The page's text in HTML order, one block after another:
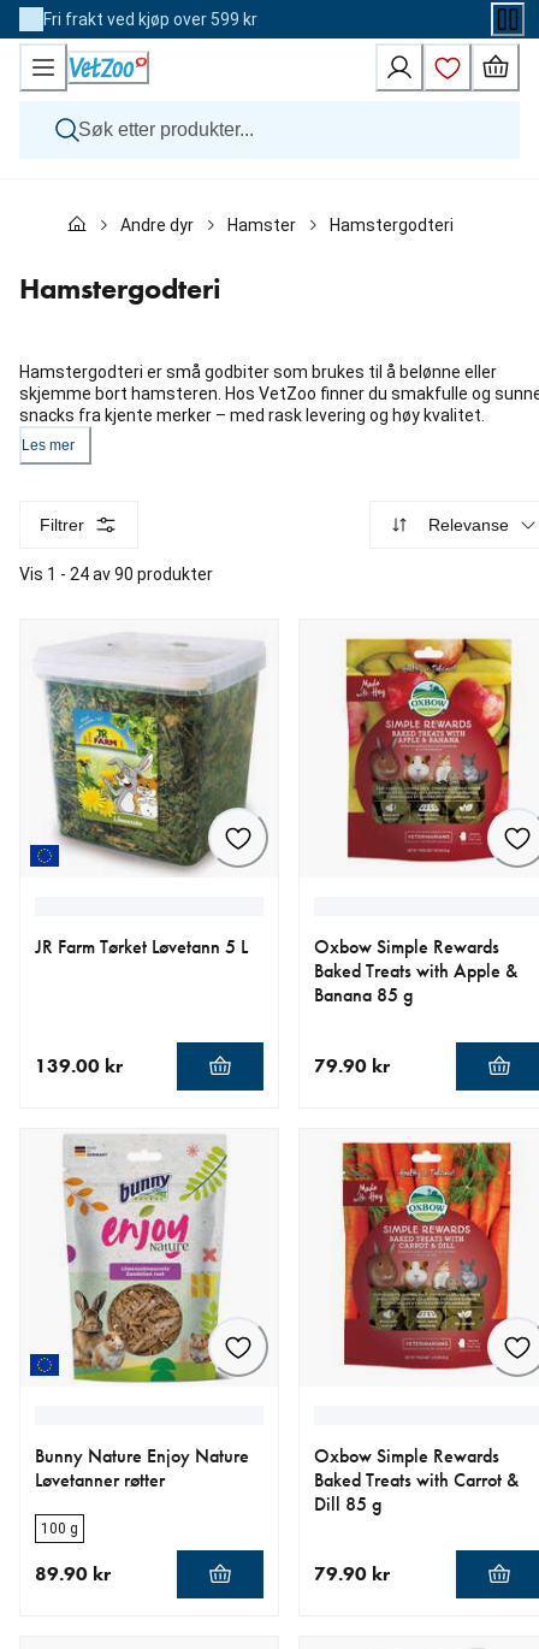
Skip
to
Content
Fri frakt ved kjøp over 599 kr
Katt
Andre dyr
Merker
Andre dyr Hamster Hamstergodteri
Hamstergodteri
Hamstergodteri er små godbiter som brukes til å belønne eller
skjemme bort hamsteren. Hos VetZoo finner du smakfulle og
snacks fra kjente merker – med rask levering og høy kvalitet.
Les mer
Filtrer Relevanse
Vis 1 - 24 av 90 produkter
JR Farm Tørket Løvetann 5 L
139.00 kr
Oxbow Simple Rewards
Baked Treats with Apple &
Banana 85 g
79.90 kr
Bunny Nature Enjoy Nature
Løvetanner røtter
100 g
89.90 kr
Oxbow Simple Rewards
Baked Treats with Carrot &
Dill 85 g
79.90 kr